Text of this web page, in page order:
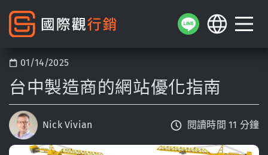
01/14/2025
台中製造商的網站優化指南
Nick Vivian 閱讀時間 11 分鐘